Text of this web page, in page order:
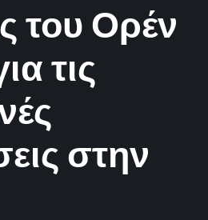
του Ορέν
τις
στην